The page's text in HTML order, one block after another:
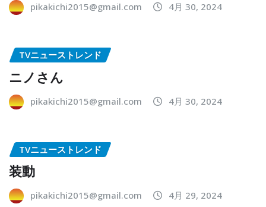
pikakichi2015@gmail.com 4月 30, 2024
TVニューストレンド
ニノさん
pikakichi2015@gmail.com 4月 30, 2024
TVニューストレンド
装動
pikakichi2015@gmail.com 4月 29, 2024